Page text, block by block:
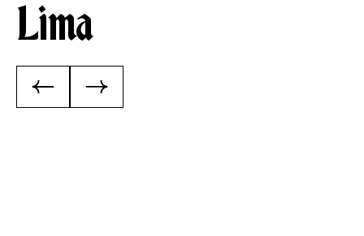
Lima